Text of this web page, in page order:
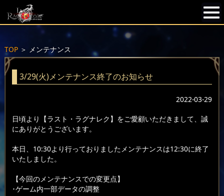
TOP＞ メンテナンス
3/29(火)メンテナンス終了のお知らせ
2022-03-29
日頃より【ラスト・ラグナレク】をご愛顧いただきまして、誠
にありがとうございます。
本日、10:30より行っておりましたメンテナンスは12:30に終了
いたしました。
【今回のメンテナンスでの変更点】
･ゲーム内一部データの調整